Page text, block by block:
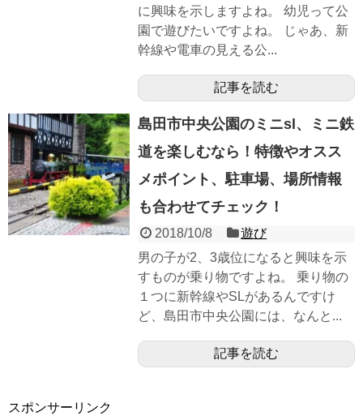
に興味を示しますよね。 幼児って公
園で遊びたいですよね。 じゃあ、新
幹線や電車の見える公...
記事を読む
島田市中央公園のミニsl、ミニ鉄
道を楽しむなら！特徴やオスス
メポイント、駐車場、場所情報
も合わせてチェック！
2018/10/8
遊び
男の子が2、3歳位になると興味を示
すものが乗り物ですよね。 乗り物の
１つに新幹線やSLがあるんですけ
ど、島田市中央公園には、なんと...
記事を読む
スポンサーリンク